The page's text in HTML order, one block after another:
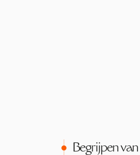
Begrijpen van